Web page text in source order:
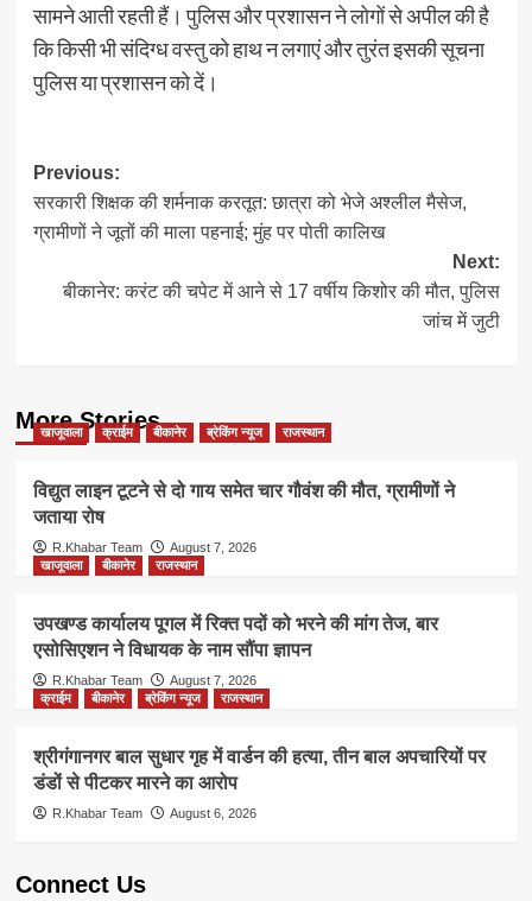
सामने आती रहती हैं। पुलिस और प्रशासन ने लोगों से अपील की है
कि किसी भी संदिग्ध वस्तु को हाथ न लगाएं और तुरंत इसकी सूचना
पुलिस या प्रशासन को दें।
Post
navigation
Previous:
सरकारी शिक्षक की शर्मनाक करतूत: छात्रा को भेजे अश्लील मैसेज,
ग्रामीणों ने जूतों की माला पहनाई; मुंह पर पोती कालिख
Next:
बीकानेर: करंट की चपेट में आने से 17 वर्षीय किशोर की मौत, पुलिस
जांच में जुटी
More Stories
खाजूवाला क्राईम बीकानेर ब्रेकिंग न्यूज राजस्थान
विद्युत लाइन टूटने से दो गाय समेत चार गौवंश की मौत, ग्रामीणों ने
जताया रोष
R.Khabar Team
August 7, 2026
खाजूवाला
बीकानेर राजस्थान
उपखण्ड कार्यालय पूगल में रिक्त पदों को भरने की मांग तेज, बार
एसोसिएशन ने विधायक के नाम सौंपा ज्ञापन
R.Khabar Team
August 7, 2026
क्राईम
बीकानेर ब्रेकिंग न्यूज राजस्थान
श्रीगंगानगर बाल सुधार गृह में वार्डन की हत्या, तीन बाल अपचारियों पर
डंडों से पीटकर मारने का आरोप
R.Khabar Team August 6, 2026
Connect Us